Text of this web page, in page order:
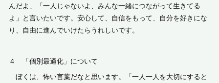
んだよ」「一人じゃないよ、みんな一緒につながって生きてる
よ」と言いたいです。安心して、自信をもって、自分を好きにな
り、自由に進んでいけたらうれしいです。
４ 「個別最適化」について
ぼくは、怖い言葉だなと思います。「一人一人を大切にすると